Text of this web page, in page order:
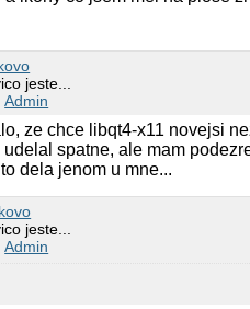
jeste...
Admin
ze chce libqt4-x11 novejsi
spatne, ale mam
dela jenom u mne...
jeste...
Admin